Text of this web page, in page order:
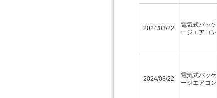
2024/03/22
電気式パッケ
ージエアコン
2024/03/22
電気式パッケ
ージエアコン